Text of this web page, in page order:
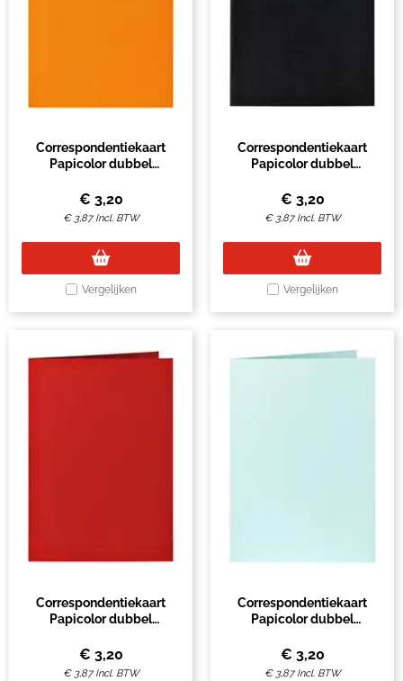
Correspondentiekaart
Papicolor dubbel
stuks
€ 3,20
€ 3,87 Incl. BTW
Vergelijken
Correspondentiekaart
Papicolor dubbel
pak à 6 stuks
€ 3,20
€ 3,87 Incl. BTW
Vergelijken
Correspondentiekaart
Papicolor dubbel
stuks
€ 3,20
€ 3,87 Incl. BTW
Correspondentiekaart
Papicolor dubbel
à 6 stuks
€ 3,20
€ 3,87 Incl. BTW